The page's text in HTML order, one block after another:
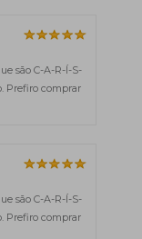
são C-A-R-Í-S-
Prefiro comprar
são C-A-R-Í-S-
Prefiro comprar